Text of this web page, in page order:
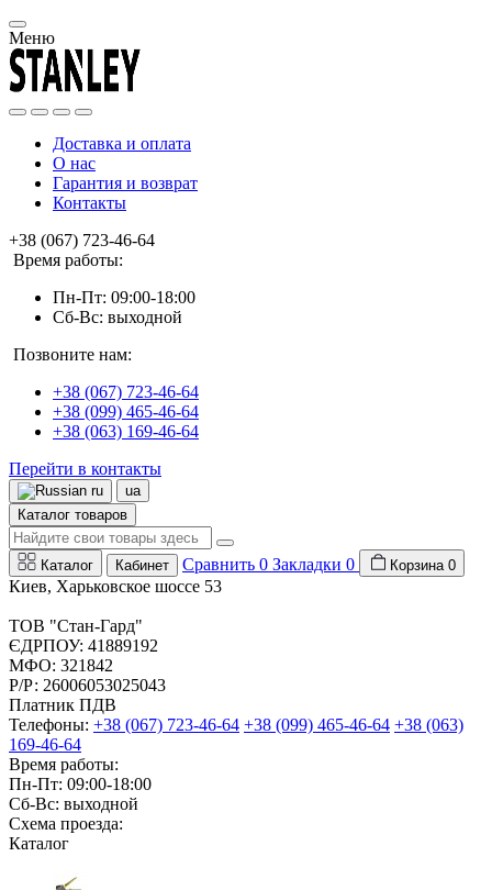
Меню
Доставка и оплата
О нас
Гарантия и возврат
Контакты
+38 (067) 723-46-64
Время работы:
Пн-Пт: 09:00-18:00
Сб-Вс: выходной
Позвоните нам:
+38 (067) 723-46-64
+38 (099) 465-46-64
+38 (063) 169-46-64
Перейти в контакты
ru
ua
Каталог товаров
Каталог Кабинет Сравнить 0 Закладки 0 Корзина 0
Киев, Харьковское шоссе 53
ТОВ "Стан-Гард"
ЄДРПОУ: 41889192
МФО: 321842
Р/Р: 26006053025043
Платник ПДВ
Телефоны: +38 (067) 723-46-64 +38 (099) 465-46-64 +38 (063)
169-46-64
Время работы:
Пн-Пт: 09:00-18:00
Сб-Вс: выходной
Схема проезда:
Каталог